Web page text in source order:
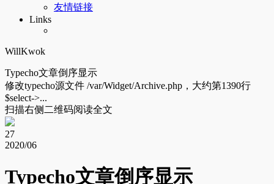
友情链接
Links
WillKwok
Typecho文章倒序显示
修改typecho源文件 /var/Widget/Archive.php，大约第1390行
$select->...
扫描右侧二维码阅读全文
27
2020/06
Typecho文章倒序显示